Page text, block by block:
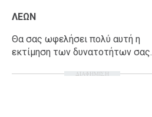
ΛΕΩΝ
Θα σας ωφελήσει πολύ αυτή η
εκτίμηση των δυνατοτήτων σας.
ΔΙΑΦΗΜΙΣΗ